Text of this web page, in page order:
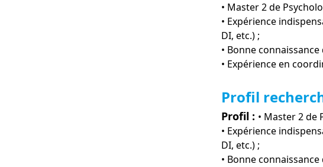
• Master 2 de
• Expérience
DI, etc.) ;
• Bonne
• Expérience en
Profil
Profil : • Master 2
• Expérience
DI, etc.) ;
• Bonne